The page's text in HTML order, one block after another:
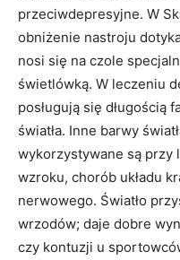
przeciwdepresyjne. W
obniżenie nastroju
nosi się na czole
świetlówką. W leczeniu
posługują się długością
światła. Inne barwy
wykorzystywane są przy
wzroku, chorób układu
nerwowego. Światło
wrzodów; daje dobre
czy kontuzji u